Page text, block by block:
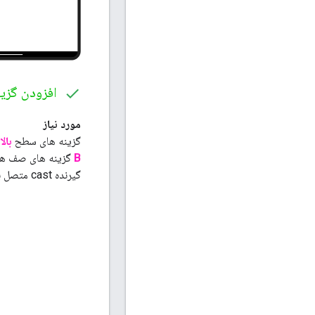
افزودن
مورد نیاز
گزینه های سطح بالا
B گزینه های صف
گیرنده cast متصل باشند